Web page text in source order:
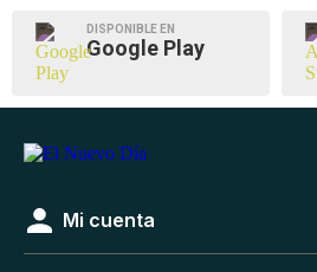
DISPONIBLE EN
Google Play
Mi cuenta